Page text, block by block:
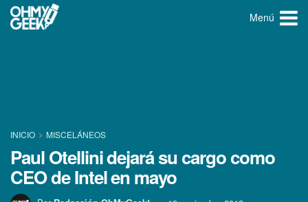
Menú
INICIO MISCELÁNEOS
Paul Otellini dejará su cargo como
CEO de Intel en mayo